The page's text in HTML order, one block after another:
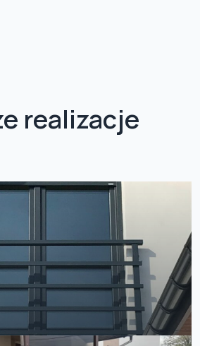
realizacje